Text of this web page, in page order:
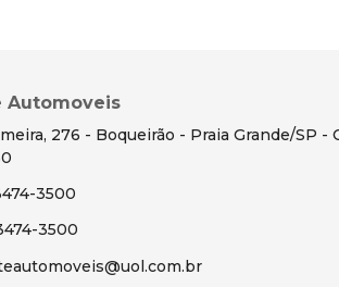
Automoveis
276 - Boqueirão - Praia Grande/SP -
3500
3500